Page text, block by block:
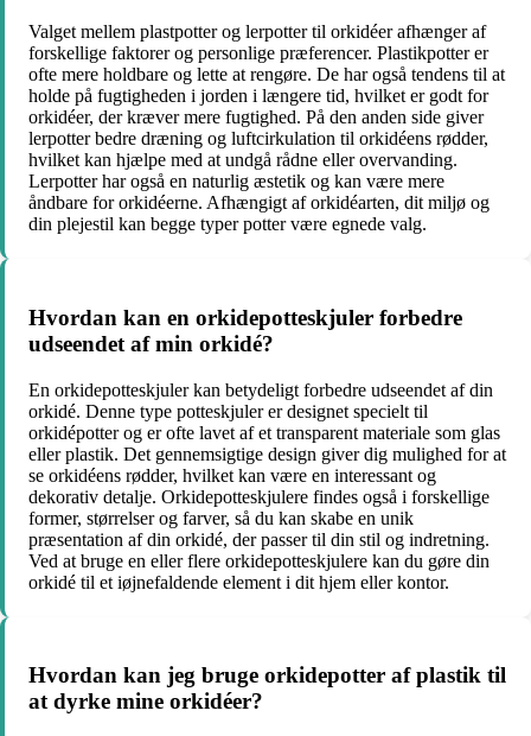
Valget mellem plastpotter og lerpotter til orkidéer afhænger af
forskellige faktorer og personlige præferencer. Plastikpotter er
ofte mere holdbare og lette at rengøre. De har også tendens til at
holde på fugtigheden i jorden i længere tid, hvilket er godt for
orkidéer, der kræver mere fugtighed. På den anden side giver
lerpotter bedre dræning og luftcirkulation til orkidéens rødder,
hvilket kan hjælpe med at undgå rådne eller overvanding.
Lerpotter har også en naturlig æstetik og kan være mere
åndbare for orkidéerne. Afhængigt af orkidéarten, dit miljø og
din plejestil kan begge typer potter være egnede valg.
Hvordan kan en orkidepotteskjuler forbedre
udseendet af min orkidé?
En orkidepotteskjuler kan betydeligt forbedre udseendet af din
orkidé. Denne type potteskjuler er designet specielt til
orkidépotter og er ofte lavet af et transparent materiale som glas
eller plastik. Det gennemsigtige design giver dig mulighed for at
se orkidéens rødder, hvilket kan være en interessant og
dekorativ detalje. Orkidepotteskjulere findes også i forskellige
former, størrelser og farver, så du kan skabe en unik
præsentation af din orkidé, der passer til din stil og indretning.
Ved at bruge en eller flere orkidepotteskjulere kan du gøre din
orkidé til et iøjnefaldende element i dit hjem eller kontor.
Hvordan kan jeg bruge orkidepotter af plastik til
at dyrke mine orkidéer?